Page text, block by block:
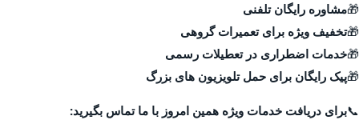
🎁مشاوره رایگان تلفنی
🎁تخفیف ویژه برای تعمیرات گروهی
🎁خدمات اضطراری در تعطیلات رسمی
🎁پیک رایگان برای حمل تلویزیون های بزرگ
📞برای دریافت خدمات ویژه همین امروز با ما تماس بگیرید: